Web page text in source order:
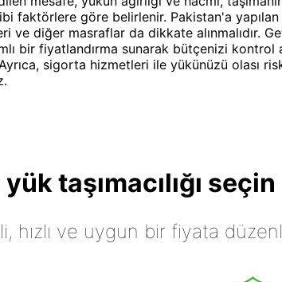
faktörlere göre belirlenir. Pakistan'a
ve diğer masraflar da dikkate alınmalıdır.
bir fiyatlandırma sunarak bütçenizi kontrol
sigorta hizmetleri ile yükünüzü olası
taşımacılığı seçin
hızlı ve uygun bir fiyata